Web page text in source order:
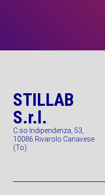
STILLAB
S.r.l.
C.so Indipendenza, 53,
10086 Rivarolo Canavese
(To)